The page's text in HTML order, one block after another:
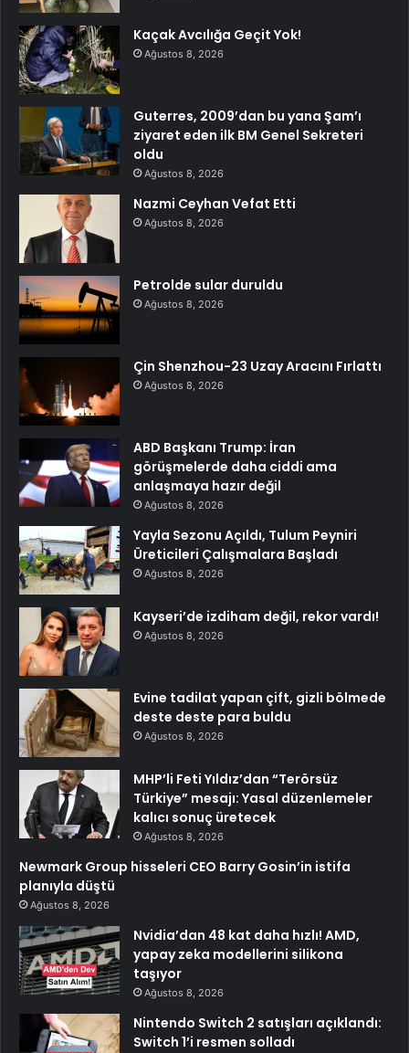
Kaçak Avcılığa Geçit Yok!
Ağustos 8, 2026
Guterres, 2009’dan bu yana Şam’ı
ziyaret eden ilk BM Genel Sekreteri
oldu
Ağustos 8, 2026
Nazmi Ceyhan Vefat Etti
Ağustos 8, 2026
Petrolde sular duruldu
Ağustos 8, 2026
Çin Shenzhou-23 Uzay Aracını Fırlattı
Ağustos 8, 2026
ABD Başkanı Trump: İran
görüşmelerde daha ciddi ama
anlaşmaya hazır değil
Ağustos 8, 2026
Yayla Sezonu Açıldı, Tulum Peyniri
Üreticileri Çalışmalara Başladı
Ağustos 8, 2026
Kayseri’de izdiham değil, rekor vardı!
Ağustos 8, 2026
Evine tadilat yapan çift, gizli bölmede
deste deste para buldu
Ağustos 8, 2026
MHP’li Feti Yıldız’dan “Terörsüz
Türkiye” mesajı: Yasal düzenlemeler
kalıcı sonuç üretecek
Ağustos 8, 2026
Newmark Group hisseleri CEO Barry Gosin’in istifa
planıyla düştü
Ağustos 8, 2026
Nvidia’dan 48 kat daha hızlı! AMD,
yapay zeka modellerini silikona
taşıyor
Ağustos 8, 2026
Nintendo Switch 2 satışları açıklandı:
Switch 1’i resmen solladı